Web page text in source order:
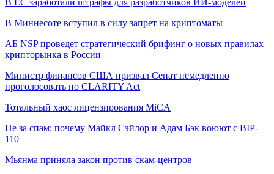
В Миннесоте вступил в силу запрет на криптоматы
АБ NSP проведет стратегический брифинг о новых правилах
крипторынка в России
Министр финансов США призвал Сенат немедленно
проголосовать по CLARITY Act
Тотальный хаос лицензирования MiCA
Не за спам: почему Майкл Сэйлор и Адам Бэк воюют с BIP-
110
Мьянма приняла закон против скам-центров